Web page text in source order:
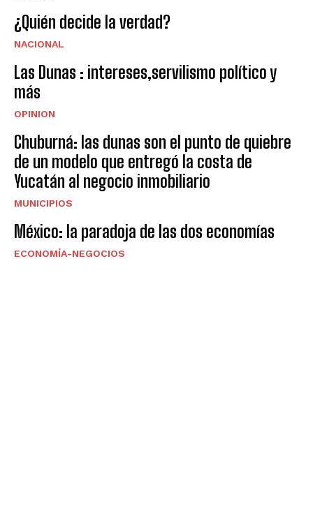
¿Quién decide la verdad?
NACIONAL
Las Dunas : intereses,servilismo político y
más
OPINION
Chuburná: las dunas son el punto de quiebre
de un modelo que entregó la costa de
Yucatán al negocio inmobiliario
MUNICIPIOS
México: la paradoja de las dos economías
ECONOMÍA-NEGOCIOS